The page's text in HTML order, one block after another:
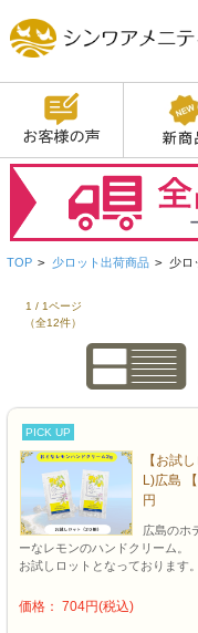
TOP > 少ロット出荷商品 > 少ロ
1 / 1ページ
（全12件）
PICK UP
【お試
L)広島
円
広島のホ
ーなレモンのハンドクリーム。
お試しロットとなっております。
価格： 704円(税込)